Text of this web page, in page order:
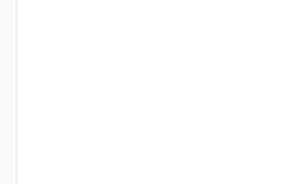
فاکتور در محل
تماس‌ها و پیام‌ها